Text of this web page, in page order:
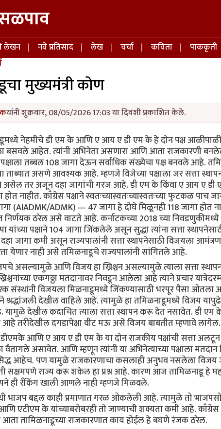
लेखन नवे प्रतिसाद लेख चर्चा कविता पाककृती
मुख्यमंत्री कोण
यांनी शुक्रवार, 08/05/2026 17:03 या दिवशी प्रकाशित केले.
नेहमीचे डी एम के आणि ए आय ए डी एम के हे दोन पक्ष
बसवले आहेत. त्यांनी अभिनेता असणारा आणि आता राजकारणी
तब्बल 108 जागा देऊन सर्वाधिक संख्येचा पक्ष बनवले आहे.
ताब्यात असणे आवश्यक आहे. म्हणजे विजेच्या पक्षाला जर सत्ता
असेल तर अजून दहा जागांची गरज आहे. डी एम के किंवा ए आय ए डी
होत नाहीत. काँग्रेस पक्षाने स्वतःच्यास्वतःच्यास्वतःच्या फुटकळ
(AIADMK/ADMK) — 47 जागा हे दोघे मिळूनही 118 जागा होत
ठरेल असे वाटते आहे. कर्नाटकच्या 2018 च्या
यांच्या पक्षाने 104 जागा जिंकलेले असून सुद्धा त्यांना सत्ता
जागा कमी असून राज्यपालांनी सत्ता स्थापनेसाठी विजयला
येणार नाही असे तमिळनाडूचे राज्यपालांनी सांगितले आहे.
असल्यामुळे आणि विजय हा ख्रिश्चन असल्यामुळे त्याला सत्ता
एकगठ्ठा मतदानावर निवडून आलेला आहे त्याने प्रचार
संस्थांनी विजयला मिळनाडूमध्ये जिंकण्यासाठी भरपूर पैसा
श्रद्धांजली देखील वाहिले आहे. त्यामुळे हा तमिळनाडूमध्ये विजय
देखील कदाचित त्याला सत्ता स्थापन करू देत नसावेत. डी एम के हा
आहे तरीदेखील दगडापेक्षा वीट मऊ असे विजय बाबतीत म्हणावे लागेल.
आणि ए आय ए डी एम के या दोन राजकीय पक्षांची सत्ता
वैतागले असावेत. आणि म्हणून त्यांनी या अभिनेत्याच्या पक्षाला
आहेच. पण यामुळे राजकारणाचा कसलाही अनुभव नसलेला विजय जर
सक्षमपणे राज्य करू शकेल हा प्रश्न आहे. कारण आज तामिळनाडू हे
ही रँकिंग खाली आणले नाही म्हणजे मिळवले.
भाजप बद्दल काही प्रमाणात गरळ ओकलेली आहे. त्यामुळे तो
एटीएम के यांच्याबरोबरही तो जाण्याची शक्यता कमी आहे.
तामिळनाडूच्या राजकारणात काय होईल हे बघणे रंजक ठरेल.